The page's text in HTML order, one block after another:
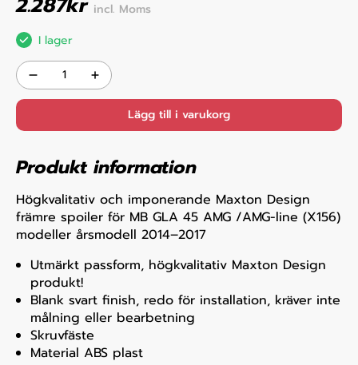
incl. Moms
I lager
Lägg till i varukorg
Produkt information
Högkvalitativ och imponerande Maxton Design
främre spoiler för MB GLA 45 AMG /AMG-line (X156)
modeller årsmodell 2014–2017
Utmärkt passform, högkvalitativ Maxton Design
produkt!
Blank svart finish, redo för installation, kräver inte
målning eller bearbetning
Skruvfäste
Material ABS plast​